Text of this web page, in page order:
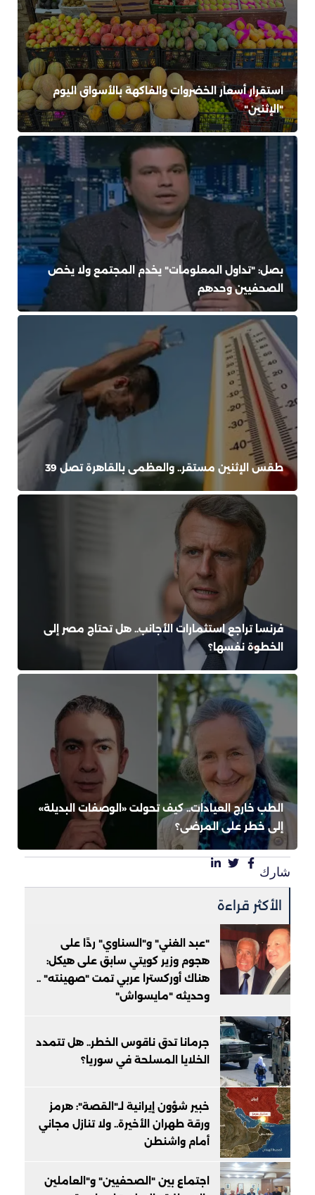
استقرار أسعار الخضروات والفاكهة بالأسواق اليوم
"الإثنين"
بصل: "تداول المعلومات" يخدم المجتمع ولا يخص
الصحفيين وحدهم
طقس الإثنين مستقر.. والعظمى بالقاهرة تصل 39
فرنسا تراجع استثمارات الأجانب.. هل تحتاج مصر إلى
الخطوة نفسها؟
الطب خارج العيادات.. كيف تحولت «الوصفات البديلة»
إلى خطر على المرضى؟
شارك
الأكثر قراءة
"عبد الغني" و"السناوي" ردًا على
هجوم وزير كويتي سابق على هيكل:
هناك أوركسترا عربي تمت "صهينته" ..
وحديثه "مايسواش"
جرمانا تدق ناقوس الخطر.. هل تتمدد
الخلايا المسلحة في سوريا؟
خبير شؤون إيرانية لـ"القصة": هرمز
ورقة طهران الأخيرة.. ولا تنازل مجاني
أمام واشنطن
اجتماع بين "الصحفيين" و"العاملين